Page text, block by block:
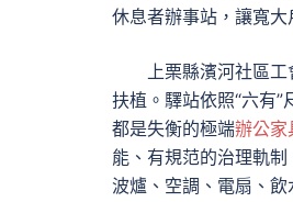
休息者辦事站，讓寬大
上栗縣濱河社區
扶植。驛站依照“六有
都是失衡的極端辦公家
能、有規范的治理軌
波爐、空調、電扇、